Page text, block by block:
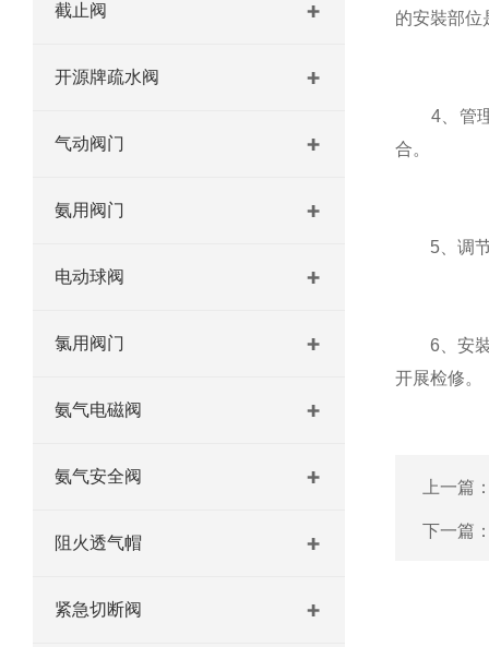
截止阀
开源牌疏水阀
气动阀门
氨用阀门
电动球阀
氯用阀门
氨气电磁阀
氨气安全阀
阻火透气帽
紧急切断阀
的安裝部位
4、管理
合。
5、调节
6、安裝
开展检修。
上一篇
下一篇